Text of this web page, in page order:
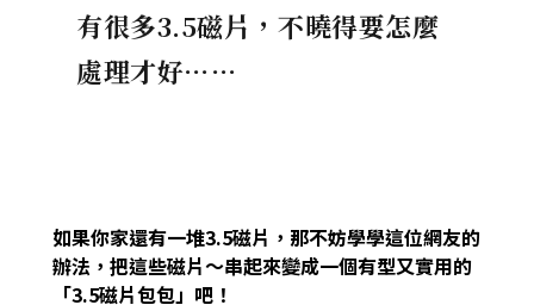
有很多3.5磁片，不曉得要怎麼
處理才好……
如果你家還有一堆3.5磁片，那不妨學學這位網友的
辦法，把這些磁片～串起來變成一個有型又實用的
「3.5磁片包包」吧！